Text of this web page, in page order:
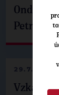
Ondřej
Petrem
29.7.2026
Vzkaz